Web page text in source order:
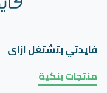
فايدتي بتشتغل ازاى
منتجات بنكية